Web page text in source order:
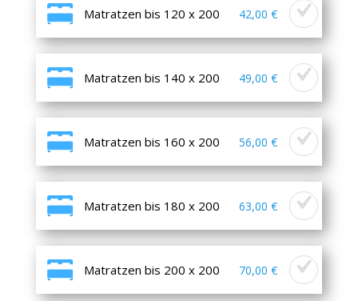
Matratzen bis 120 x 200 42,00 €
Matratzen bis 140 x 200 49,00 €
Matratzen bis 160 x 200 56,00 €
Matratzen bis 180 x 200 63,00 €
Matratzen bis 200 x 200 70,00 €